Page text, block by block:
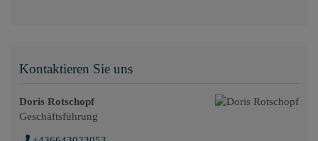
Kontaktieren Sie uns
Doris Rotschopf
Geschäftsführung